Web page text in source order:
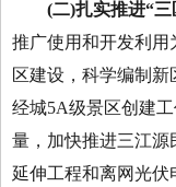
(二)扎实推进“三
推广使用和开发利用
区建设，科学编制
经城5A级景区创建
量，加快推进三江源
延伸工程和离网光伏